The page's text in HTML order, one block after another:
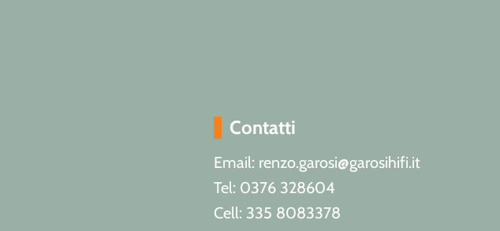
Contatti
Email: renzo.garosi@garosihifi.it
Tel: 0376 328604
Cell: 335 8083378